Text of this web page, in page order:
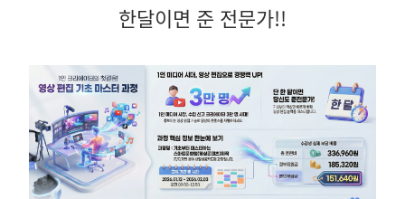
한달이면 준 전문가!!